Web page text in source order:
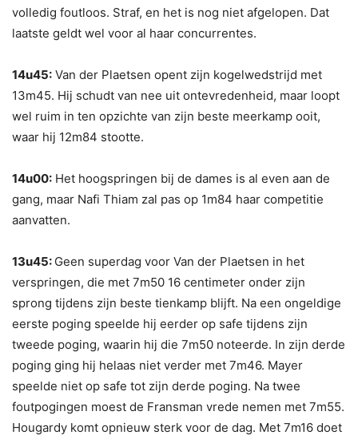
volledig foutloos. Straf, en het is nog niet afgelopen. Dat
laatste geldt wel voor al haar concurrentes.
14u45: Van der Plaetsen opent zijn kogelwedstrijd met
13m45. Hij schudt van nee uit ontevredenheid, maar loopt
wel ruim in ten opzichte van zijn beste meerkamp ooit,
waar hij 12m84 stootte.
14u00: Het hoogspringen bij de dames is al even aan de
gang, maar Nafi Thiam zal pas op 1m84 haar competitie
aanvatten.
13u45: Geen superdag voor Van der Plaetsen in het
verspringen, die met 7m50 16 centimeter onder zijn
sprong tijdens zijn beste tienkamp blijft. Na een ongeldige
eerste poging speelde hij eerder op safe tijdens zijn
tweede poging, waarin hij die 7m50 noteerde. In zijn derde
poging ging hij helaas niet verder met 7m46. Mayer
speelde niet op safe tot zijn derde poging. Na twee
foutpogingen moest de Fransman vrede nemen met 7m55.
Hougardy komt opnieuw sterk voor de dag. Met 7m16 doet